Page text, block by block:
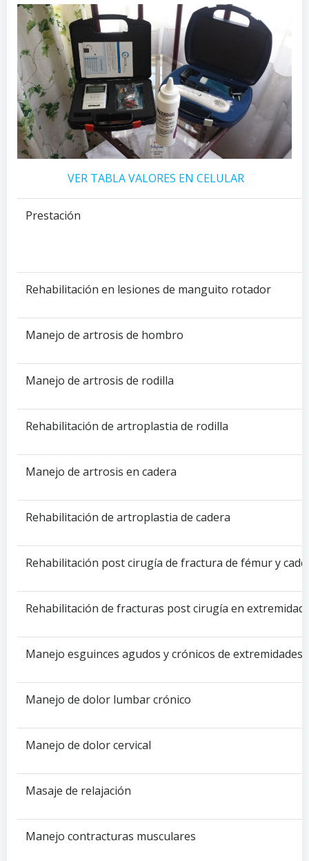
VER TABLA VALORES EN CELULAR
Prestación
Rehabilitación en lesiones de manguito rotador
Manejo de artrosis de hombro
Manejo de artrosis de rodilla
Rehabilitación de artroplastia de rodilla
Manejo de artrosis en cadera
Rehabilitación de artroplastia de cadera
Rehabilitación post cirugía de fractura de fémur y
Rehabilitación de fracturas post cirugía en
Manejo esguinces agudos y crónicos de extremidades
Manejo de dolor lumbar crónico
Manejo de dolor cervical
Masaje de relajación
Manejo contracturas musculares